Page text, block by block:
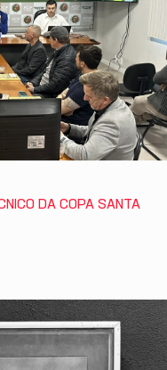
DA COPA SANTA